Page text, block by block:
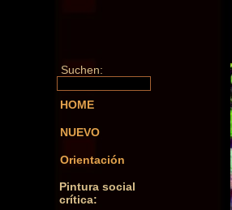
Suchen:
HOME
NUEVO
Orientación
Pintura social
crítica: